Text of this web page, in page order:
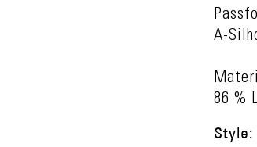
A-
86 %
Style: